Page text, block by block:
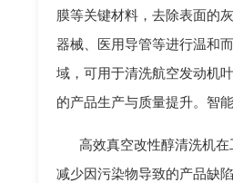
膜等关键材料，去除表面的
器械、医用导管等进行温和
域，可用于清洗航空发动机
的产品生产与质量提升。智
高效真空改性醇清洗机
减少因污染物导致的产品缺